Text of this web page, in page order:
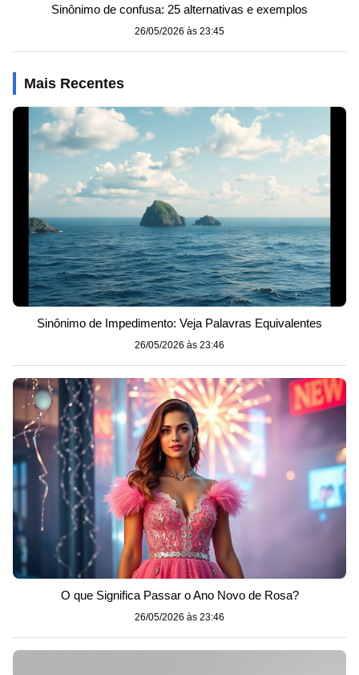
Sinônimo de confusa: 25 alternativas e exemplos
26/05/2026 às 23:45
Mais Recentes
Sinônimo de Impedimento: Veja Palavras Equivalentes
26/05/2026 às 23:46
O que Significa Passar o Ano Novo de Rosa?
26/05/2026 às 23:46